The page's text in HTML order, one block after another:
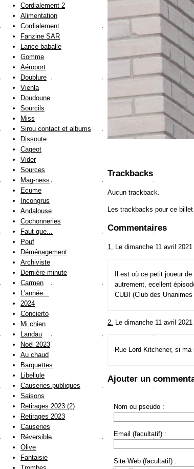
Trackbacks
Aucun trackback.
Les trackbacks pour ce
Commentaires
1. Le dimanche 11 avril
Il est où ce petit joueur
autrement, ecellent
CUBI (Club des
2. Le dimanche 11 avril
Rue Lord Kitchener, si
Ajouter un
Nom ou pseudo :
Email (facultatif) :
Site Web (facultatif) :
Cordialement 2
Alimentation
Cordialement
Fanzine SAR
Lance baballe
Gomme
Aéroport
Doublure
Vienla
Doudoune
Sourcils
Miss
Sirou contact et albums
Dissoute
Cageot
Vider
Sources
Mag-ness
Ecume
Incongrus
Andalouse
Cochonneries
Faut que...
Pouf
Déménagement
Archiviste
Dernière minute
Carmen
L'année...
2024
Concierto
Mi chien
Landau
Noël 2023
Au chaud
Barquettes
Libellule
Causeries publiques
Saisons
Retirages 2023 (2)
Retirages 2023
Causeries
Réversible
Olive
Fantaisie